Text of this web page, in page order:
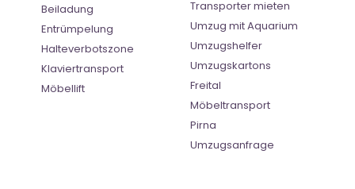
Beiladung
Entrümpelung
Halteverbotszone
Klaviertransport
Möbellift
Transporter mieten
Umzug mit Aquarium
Umzugshelfer
Umzugskartons
Freital
Möbeltransport
Pirna
Umzugsanfrage